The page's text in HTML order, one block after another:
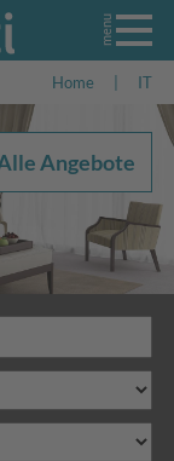
Home IT
Angebote